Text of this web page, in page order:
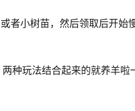
者小树苗，然后领取后开始
种玩法结合起来的就养羊啦